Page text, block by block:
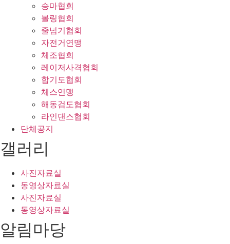
승마협회
볼링협회
줄넘기협회
자전거연맹
체조협회
레이저사격협회
합기도협회
체스연맹
해동검도협회
라인댄스협회
단체공지
갤러리
사진자료실
동영상자료실
사진자료실
동영상자료실
알림마당